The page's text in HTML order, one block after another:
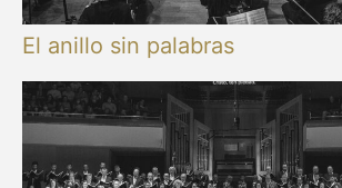
El anillo sin palabras